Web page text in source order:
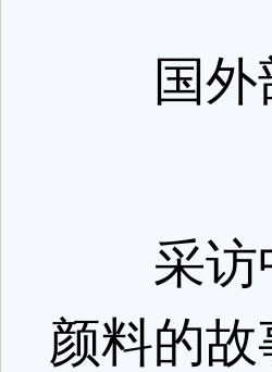
国外部
采访中
颜料的